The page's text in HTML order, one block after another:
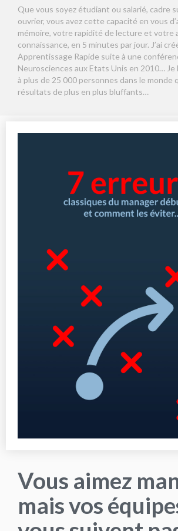
Que vous soyez étudiant ou salarié, cadre
ouvrier, vous avez cette capacité en vous
mémoire, votre rapidité de lecture et votre
connaissance, en 5 minutes par jour. J’ai
Apprentissage Rapide suite à une
Neurosciences aux Etats Unis en 2010… Je
à plus de 25 000 personnes dans le monde
résultats de plus en plus bluffants…
Vous aimez
mais vos